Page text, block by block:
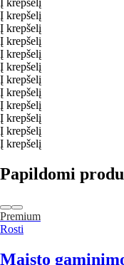
Į krepšelį
Į krepšelį
Į krepšelį
Į krepšelį
Į krepšelį
Į krepšelį
Į krepšelį
Į krepšelį
Į krepšelį
Į krepšelį
Į krepšelį
Papildomi
Premium
Rosti
Maisto